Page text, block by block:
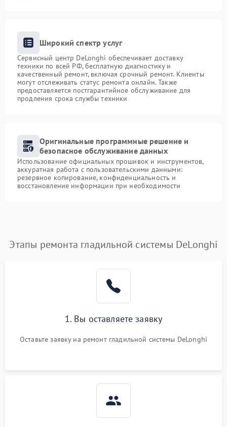
Широкий спектр услуг
Сервисный центр DeLonghi обеспечивает доставку
техники по всей РФ, бесплатную диагностику и
качественный ремонт, включая срочный ремонт. Клиенты
могут отслеживать статус ремонта онлайн. Также
предоставляется постгарантийное обслуживание для
продления срока службы техники
Оригинальные программные решение и
безопасное обслуживание данных
Использование официальных прошивок и инструментов,
аккуратная работа с пользовательскими данными:
резервное копирование, конфиденциальность и
восстановление информации при необходимости
Этапы ремонта гладильной системы DeLonghi
1. Вы оставляете заявку
Оставьте заявку на ремонт гладильной системы DeLonghi